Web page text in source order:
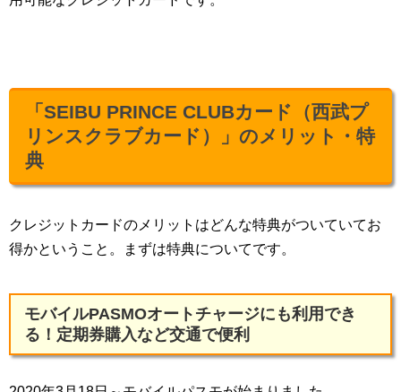
「SEIBU PRINCE CLUBカード（西武プ
リンスクラブカード）」のメリット・特
典
クレジットカードのメリットはどんな特典がついていてお
得かということ。まずは特典についてです。
モバイルPASMOオートチャージにも利用でき
る！定期券購入など交通で便利